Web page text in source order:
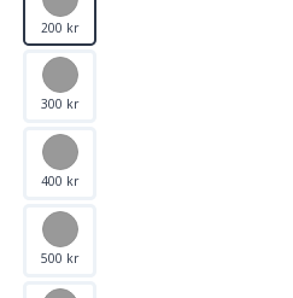
200 kr
300 kr
400 kr
500 kr